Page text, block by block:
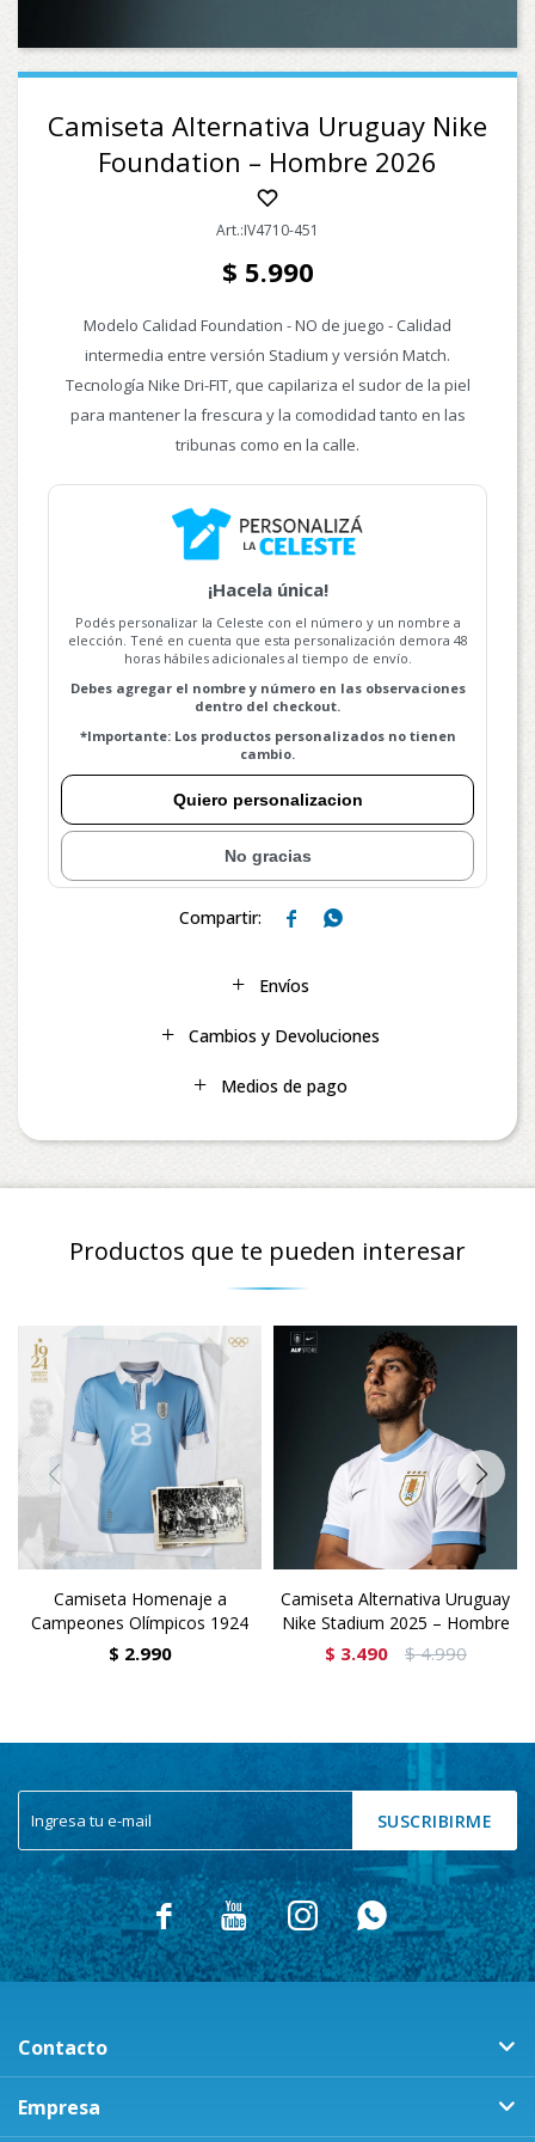
Camiseta Alternativa Uruguay Nike
Foundation – Hombre 2026
IV4710-451
$ 5.990
Modelo Calidad Foundation - NO de juego - Calidad
intermedia entre versión Stadium y versión Match.
Tecnología Nike Dri-FIT, que capilariza el sudor de la piel
para mantener la frescura y la comodidad tanto en las
tribunas como en la calle.
¡Hacela única!
Podés personalizar la Celeste con el número y un nombre a
elección. Tené en cuenta que esta personalización demora 48
horas hábiles adicionales al tiempo de envío.
Debes agregar el nombre y número en las observaciones
dentro del checkout.
*Importante: Los productos personalizados no tienen
cambio.
Quiero personalizacion
No gracias
 
Envíos
Cambios y Devoluciones
Medios de pago
Productos que te pueden interesar
Camiseta Homenaje a
Campeones Olímpicos 1924
$ 2.990
Camiseta Alternativa Uruguay
Nike Stadium 2025 – Hombre
$ 3.490 $ 4.990
SUSCRIBIRME
   
Contacto
Empresa